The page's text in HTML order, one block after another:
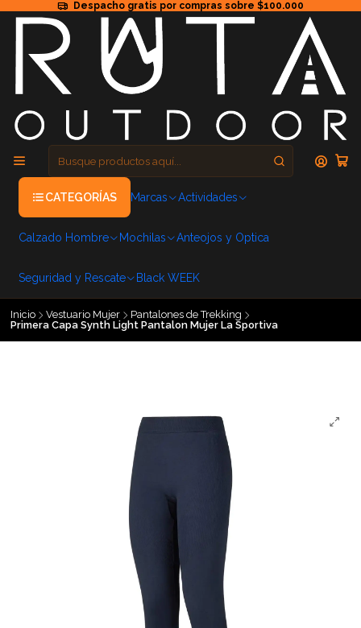
Despacho gratis por compras sobre $100.000
CATEGORÍAS Marcas Actividades
Calzado Hombre Mochilas Anteojos y Optica
Seguridad y Rescate Black WEEK
Inicio Vestuario Mujer
Pantalones de Trekking
Primera Capa Synth Light Pantalon Mujer La Sportiva